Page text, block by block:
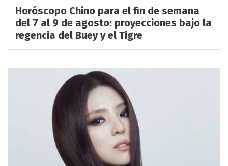
Horóscopo Chino para el fin de semana
del 7 al 9 de agosto: proyecciones bajo la
regencia del Buey y el Tigre